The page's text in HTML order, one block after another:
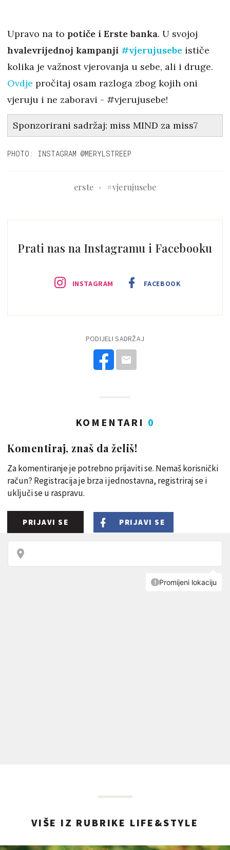
Upravo na to potiče i Erste banka. U svojoj
hvalevrijednoj kampanji #vjerujusebe ističe
kolika je važnost vjerovanja u sebe, ali i druge.
Ovdje pročitaj osam razloga zbog kojih oni
vjeruju i ne zaboravi - #vjerujusebe!
Sponzorirani sadržaj: miss MIND za miss7
PHOTO: INSTAGRAM @MERYLSTREEP
erste #vjerujusebe
Prati nas na Instagramu i Facebooku
INSTAGRAM FACEBOOK
PODIJELI SADRŽAJ
KOMENTARI 0
Komentiraj, znaš da želiš!
Za komentiranje je potrebno prijaviti se. Nemaš korisnički
račun? Registracija je brza i jednostavna, registriraj se i
uključi se u raspravu.
PRIJAVI SE PRIJAVI SE
VIŠE IZ RUBRIKE LIFE&STYLE